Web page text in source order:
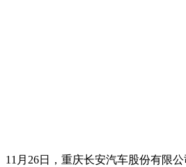
11月26日，重庆长安汽车股份有限公